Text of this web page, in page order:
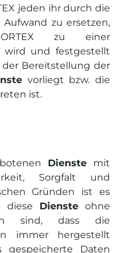
jeden ihr durch die
zu ersetzen,
zu einer
wird und festgestellt
Bereitstellung der
vorliegt bzw. die
ist.
Dienstemit
Sorgfalt und
Gründen ist es
diese Dienste ohne
sind, dass die
immer hergestellt
gespeicherte Daten